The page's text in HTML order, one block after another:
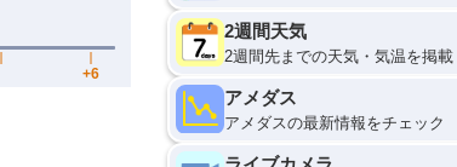
2週間天気
2週間先までの天気・気温を掲載
アメダス
アメダスの最新情報をチェック